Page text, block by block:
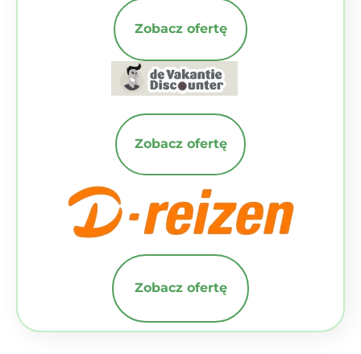
Zobacz ofertę
Zobacz ofertę
Zobacz ofertę